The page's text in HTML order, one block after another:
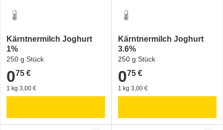
Kärntnermilch Joghurt
1%
250 g Stück
0,75 €
075 €
1 kg 3,00 €
Kärntnermilch Joghurt
3.6%
250 g Stück
0,75 €
075 €
1 kg 3,00 €